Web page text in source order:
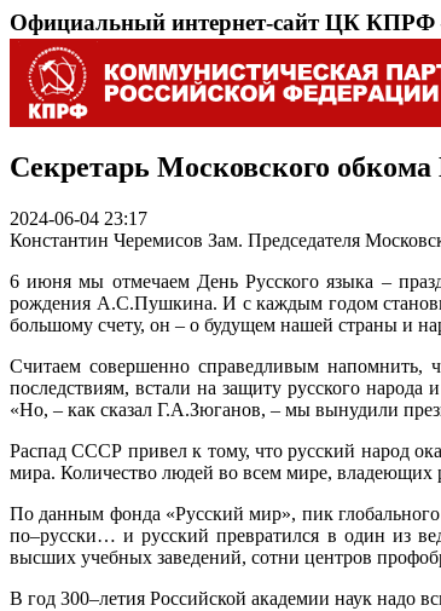
Официальный интернет-сайт ЦК КПРФ
Секретарь Московского
2024-06-04 23:17
Константин Черемисов Зам. Председателя
6 июня мы отмечаем День Русского языка –
рождения А.С.Пушкина. И с каждым годом
большому счету, он – о будущем нашей страны и
Считаем совершенно справедливым напомнить,
последствиям, встали на защиту русского
«Но, – как сказал Г.А.Зюганов, – мы вынудили
Распад СССР привел к тому, что русский народ
мира. Количество людей во всем мире, владеющих
По данным фонда «Русский мир», пик глобального
по–русски… и русский превратился в один из
высших учебных заведений, сотни центров
В год 300–летия Российской академии наук надо